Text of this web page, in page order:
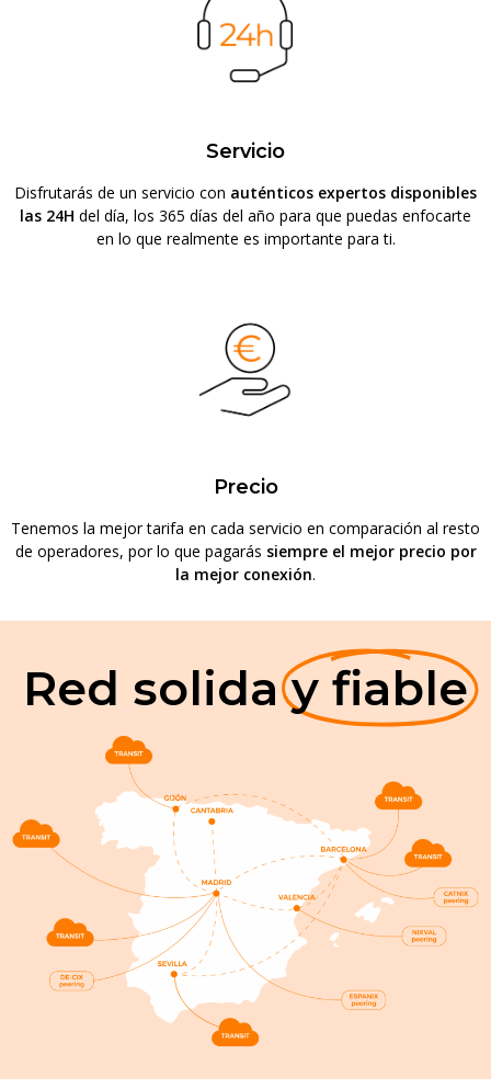
Servicio
Disfrutarás de un servicio con auténticos expertos disponibles
las 24H del día, los 365 días del año para que puedas enfocarte
en lo que realmente es importante para ti.
Precio
Tenemos la mejor tarifa en cada servicio en comparación al resto
de operadores, por lo que pagarás siempre el mejor precio por
la mejor conexión.
Red solida y fiable